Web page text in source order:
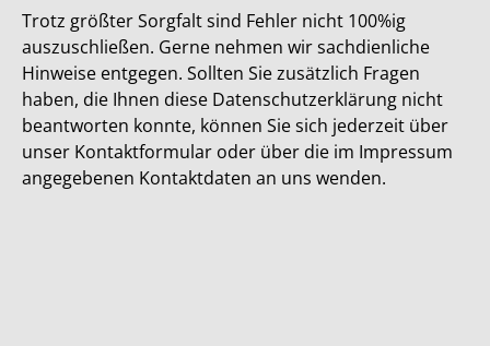
Trotz größter Sorgfalt sind Fehler nicht 100%ig
auszuschließen. Gerne nehmen wir sachdienliche
Hinweise entgegen. Sollten Sie zusätzlich Fragen
haben, die Ihnen diese Datenschutzerklärung nicht
beantworten konnte, können Sie sich jederzeit über
unser Kontaktformular oder über die im Impressum
angegebenen Kontaktdaten an uns wenden.